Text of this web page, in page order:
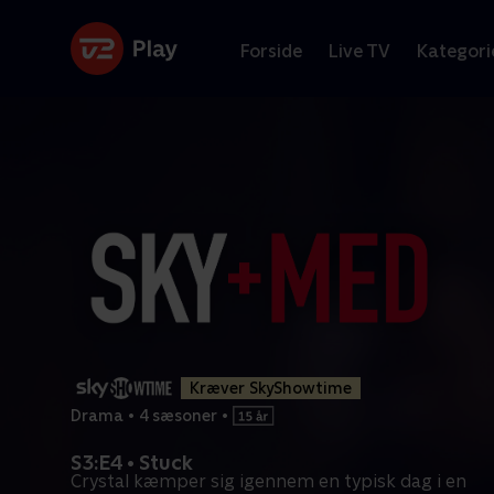
Forside Live TV
Kræver SkyShowtime
Drama • 4 sæsoner •
S3:E4 • Stuck
Crystal kæmper sig igennem en typisk dag i en